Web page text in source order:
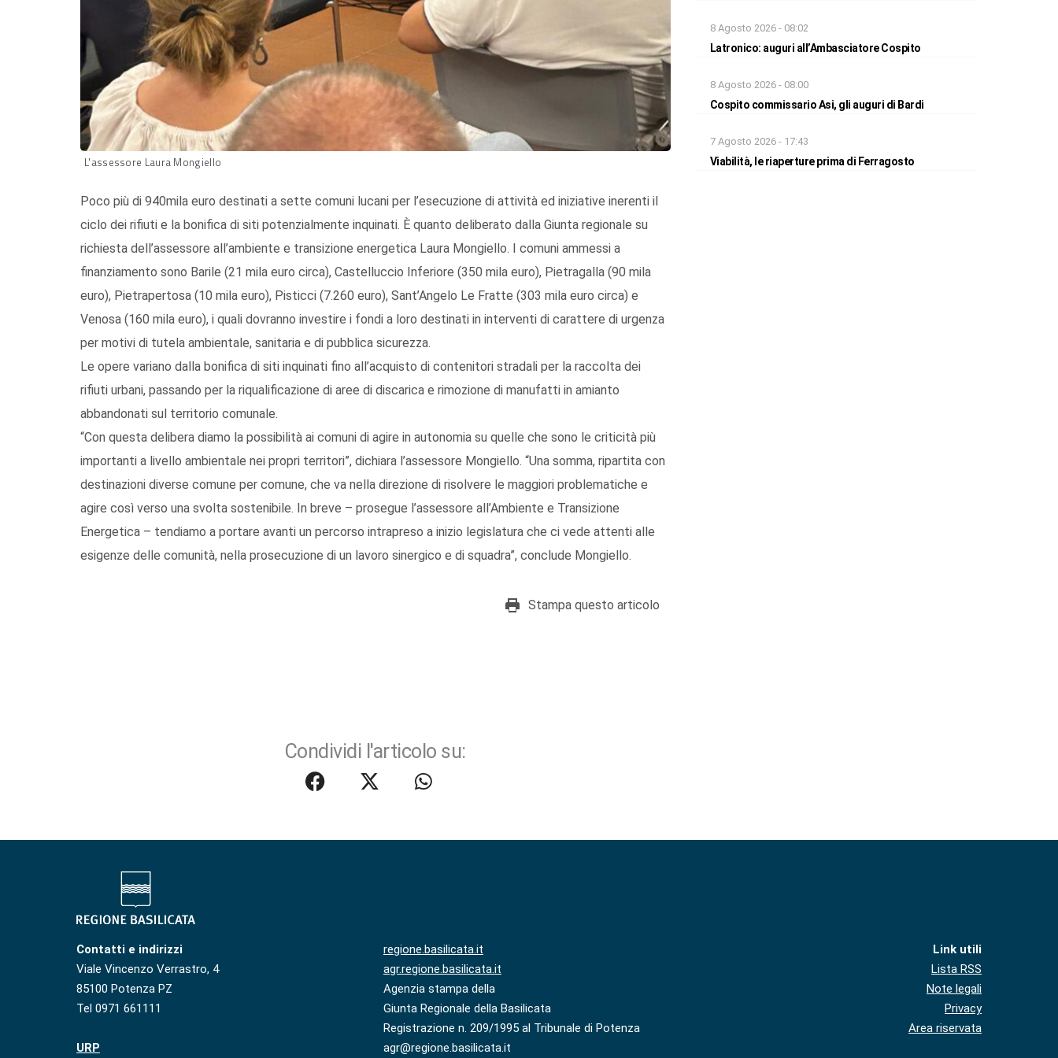
L'assessore Laura Mongiello
Poco più di 940mila euro destinati a sette comuni lucani per l’esecuzione di attività ed iniziative inerenti il
ciclo dei rifiuti e la bonifica di siti potenzialmente inquinati. È quanto deliberato dalla Giunta regionale su
richiesta dell’assessore all’ambiente e transizione energetica Laura Mongiello. I comuni ammessi a
finanziamento sono Barile (21 mila euro circa), Castelluccio Inferiore (350 mila euro), Pietragalla (90 mila
euro), Pietrapertosa (10 mila euro), Pisticci (7.260 euro), Sant’Angelo Le Fratte (303 mila euro circa) e
Venosa (160 mila euro), i quali dovranno investire i fondi a loro destinati in interventi di carattere di urgenza
per motivi di tutela ambientale, sanitaria e di pubblica sicurezza.
Le opere variano dalla bonifica di siti inquinati fino all’acquisto di contenitori stradali per la raccolta dei
rifiuti urbani, passando per la riqualificazione di aree di discarica e rimozione di manufatti in amianto
abbandonati sul territorio comunale.
“Con questa delibera diamo la possibilità ai comuni di agire in autonomia su quelle che sono le criticità più
importanti a livello ambientale nei propri territori”, dichiara l’assessore Mongiello. “Una somma, ripartita con
destinazioni diverse comune per comune, che va nella direzione di risolvere le maggiori problematiche e
agire così verso una svolta sostenibile. In breve – prosegue l’assessore all’Ambiente e Transizione
Energetica – tendiamo a portare avanti un percorso intrapreso a inizio legislatura che ci vede attenti alle
esigenze delle comunità, nella prosecuzione di un lavoro sinergico e di squadra”, conclude Mongiello.
Stampa questo articolo
Condividi l'articolo su:
8 Agosto 2026 - 08:02
Latronico: auguri all’Ambasciatore Cospito
8 Agosto 2026 - 08:00
Cospito commissario Asi, gli auguri di Bardi
7 Agosto 2026 - 17:43
Viabilità, le riaperture prima di Ferragosto
Contatti e indirizzi
Viale Vincenzo Verrastro, 4
85100 Potenza PZ
Tel 0971 661111
URP
regione.basilicata.it
agr.regione.basilicata.it
Agenzia stampa della
Giunta Regionale della Basilicata
Registrazione n. 209/1995 al Tribunale di Potenza
agr@regione.basilicata.it
Link utili
Lista RSS
Note legali
Privacy
Area riservata